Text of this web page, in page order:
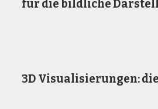
für die bildliche
3D Visualisierungen: